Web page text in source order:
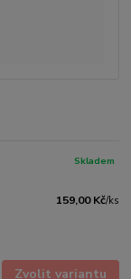
159,00 Kč/ks
Skladem
Zvolit variantu